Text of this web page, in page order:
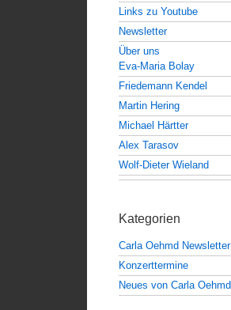
Links zu Youtube
Newsletter
Über uns
Eva-Maria Bolay
Friedemann Kendel
Martin Hering
Michael Härtter
Alex Tarasov
Wolf-Dieter Wieland
Kategorien
Carla Oehmd Newsletter
Konzerttermine
Neues von Carla Oehmd